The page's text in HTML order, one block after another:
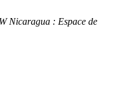
Nicaragua : Espace de